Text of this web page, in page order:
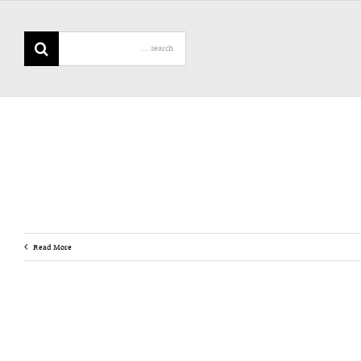
Search
for:
Read More